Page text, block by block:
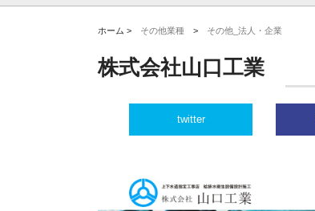
ホーム > その他業種 > その他_法人・企業
株式会社山口工業
twitter